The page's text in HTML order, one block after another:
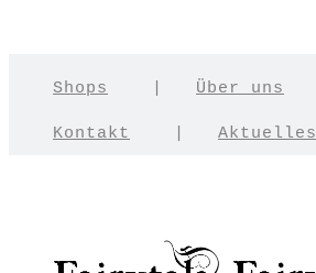
Shops Über uns
Kontakt Aktuelles